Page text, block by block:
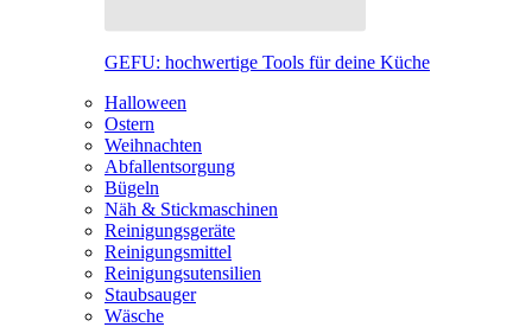
GEFU: hochwertige Tools für deine Küche
Halloween
Ostern
Weihnachten
Abfallentsorgung
Bügeln
Näh & Stickmaschinen
Reinigungsgeräte
Reinigungsmittel
Reinigungsutensilien
Staubsauger
Wäsche